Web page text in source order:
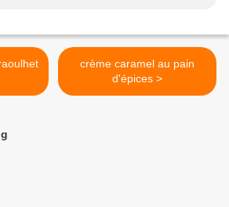
crème caramel au pain
d'épices >